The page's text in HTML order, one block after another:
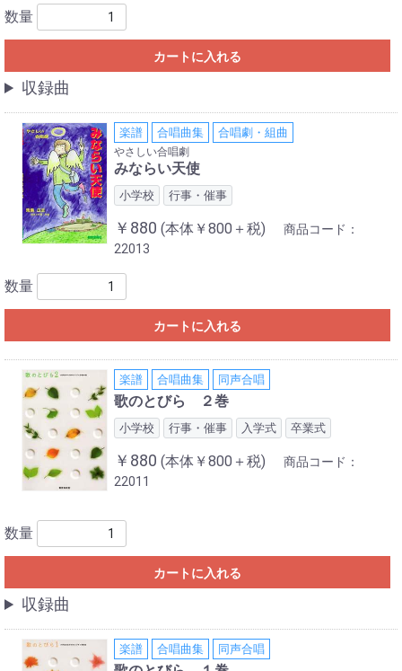
数量
カートに入れる
収録曲
楽譜 合唱曲集 合唱劇・組曲
やさしい合唱劇
みならい天使
小学校 行事・催事
￥880 (本体￥800＋税)
商品コード：
22013
数量
カートに入れる
楽譜 合唱曲集 同声合唱
歌のとびら ２巻
小学校 行事・催事 入学式 卒業式
￥880 (本体￥800＋税)
商品コード：
22011
数量
カートに入れる
収録曲
楽譜 合唱曲集 同声合唱